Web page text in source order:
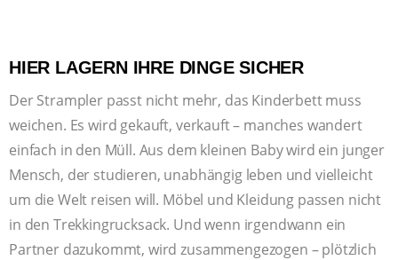
HIER LAGERN IHRE DINGE SICHER
Der Strampler passt nicht mehr, das Kinderbett muss
weichen. Es wird gekauft, verkauft – manches wandert
einfach in den Müll. Aus dem kleinen Baby wird ein junger
Mensch, der studieren, unabhängig leben und vielleicht
um die Welt reisen will. Möbel und Kleidung passen nicht
in den Trekkingrucksack. Und wenn irgendwann ein
Partner dazukommt, wird zusammengezogen – plötzlich